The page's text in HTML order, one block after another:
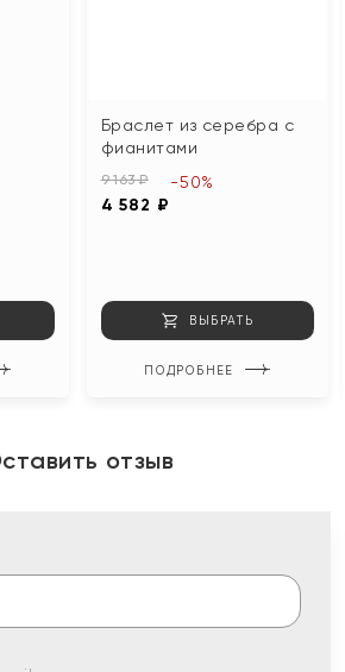
Браслет из серебра с
фианитами
9 163 ₽
4 582 ₽
-50%
ВЫБРАТЬ
ПОДРОБНЕЕ
отзыв